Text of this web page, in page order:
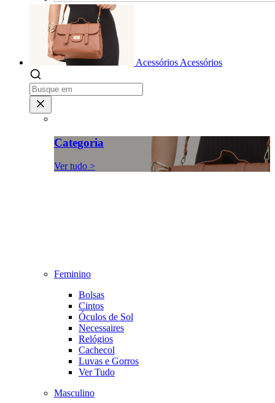
Acessórios Acessórios
Categoria
Ver tudo >
Feminino
Bolsas
Cintos
Óculos de Sol
Necessaires
Relógios
Cachecol
Luvas e Gorros
Ver Tudo
Masculino